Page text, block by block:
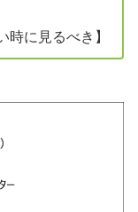
時に見るべき】